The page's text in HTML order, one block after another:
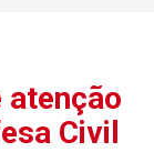
atenção
Civil